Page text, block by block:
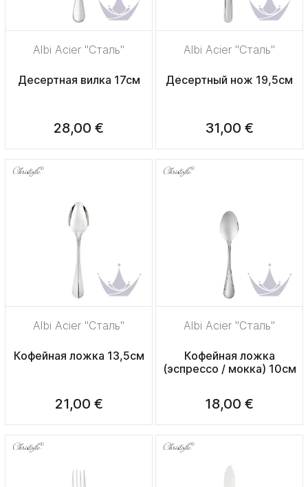
Albi Acier "Сталь"
Десертная вилка 17см
28,00 €
Albi Acier "Сталь"
Десертный нож 19,5см
31,00 €
Albi Acier "Сталь"
Кофейная ложка 13,5см
21,00 €
Albi Acier "Сталь"
Кофейная ложка
(эспрессо / мокка) 10см
18,00 €